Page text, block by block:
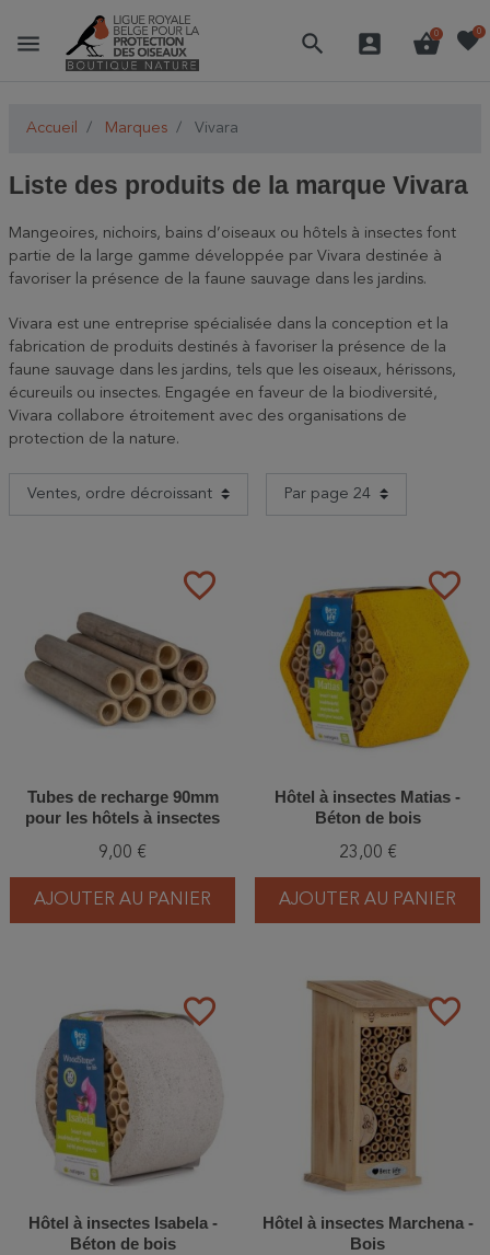
menu search account_box shopping_basket
0 favorite0
Accueil Marques Vivara
Liste des produits de la marque Vivara
Mangeoires, nichoirs, bains d’oiseaux ou hôtels à insectes font
partie de la large gamme développée par Vivara destinée à
favoriser la présence de la faune sauvage dans les jardins.
Vivara est une entreprise spécialisée dans la conception et la
fabrication de produits destinés à favoriser la présence de la
faune sauvage dans les jardins, tels que les oiseaux, hérissons,
écureuils ou insectes. Engagée en faveur de la biodiversité,
Vivara collabore étroitement avec des organisations de
protection de la nature.
favorite_border
Tubes de recharge 90mm
pour les hôtels à insectes
9,00 €
AJOUTER AU PANIER
favorite_border
Hôtel à insectes Matias -
Béton de bois
23,00 €
AJOUTER AU PANIER
favorite_border
Hôtel à insectes Isabela -
Béton de bois
favorite_border
Hôtel à insectes Marchena -
Bois